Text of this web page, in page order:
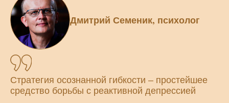
Дмитрий Семеник, психолог
Стратегия осознанной гибкости – простейшее
средство борьбы с реактивной депрессией